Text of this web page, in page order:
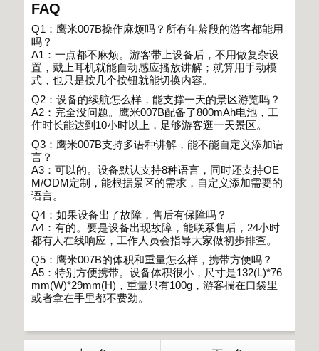
FAQ
Q1 ：鹰米007B操作麻烦吗？所有年龄段的游客都能用
吗？
A1 ：一点都不麻烦。游客带上设备后，不用做复杂设
置，戴上耳机就能自动感应播放讲解；就算用手动模
式，也只是按几个按钮就能切换内容。
Q2 ：设备的续航怎么样，能支撑一天的景区游览吗？
A2 ：完全没问题。鹰米007B配备了800mAh电池，工
作时长能达到 10小时以上，足够游客逛一天景区。
Q3 ：鹰米007B支持多语种讲解，能不能自定义添加语
言？
A3 ：可以的。设备默认支持8种语言，同时还支持OE
M/ODM 定制，能根据景区的需求，自定义添加需要的
语言。
Q4 ：如果设备出了故障，售后有保障吗？
A4 ：有的。要是设备出现故障，能联系售后， 24小时
都有人在线响应，工作人员会指导大家做初步排查。
Q5 ：鹰米007B的体积和重量怎么样，携带方便吗？
A5 ：特别方便携带。设备体积很小，尺寸是132(L)*76
mm(W)*29mm(H) ，重量只有100g ，游客揣在口袋里
或者拿在手里都不费劲。